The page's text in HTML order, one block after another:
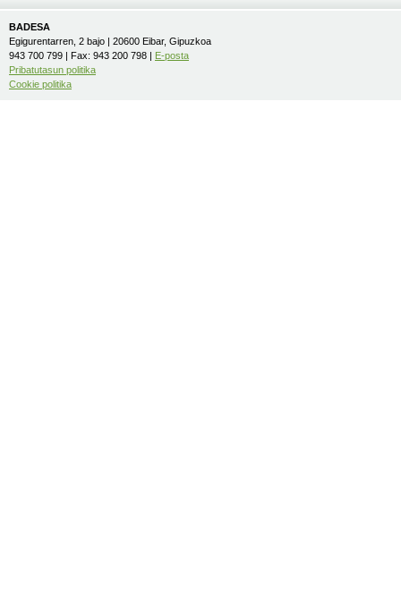
BADESA
Egigurentarren, 2 bajo | 20600 Eibar, Gipuzkoa
943 700 799 | Fax: 943 200 798 | E-posta
Pribatutasun politika
Cookie politika